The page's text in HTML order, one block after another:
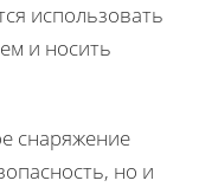
использовать
и носить
снаряжение
но и